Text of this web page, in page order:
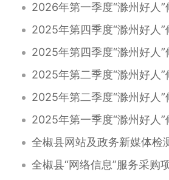
2026年第一季度“滁州好人
2025年第四季度“滁州好人
2025年第四季度“滁州好人
2025年第二季度“滁州好人
2025年第二季度“滁州好人
2025年第一季度“滁州好人
全椒县网站及政务新媒体检测服务采
全椒县“网络信息”服务采购